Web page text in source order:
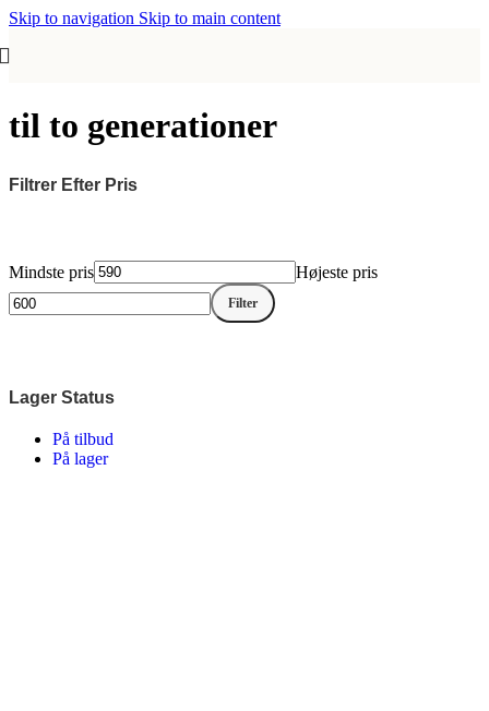
Skip to navigation Skip to main content
til to generationer
Filtrer Efter Pris
Mindste pris Højeste pris
Filter
Lager Status
På tilbud
På lager